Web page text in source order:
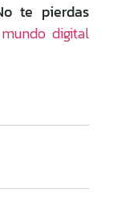
te pierdas
digital